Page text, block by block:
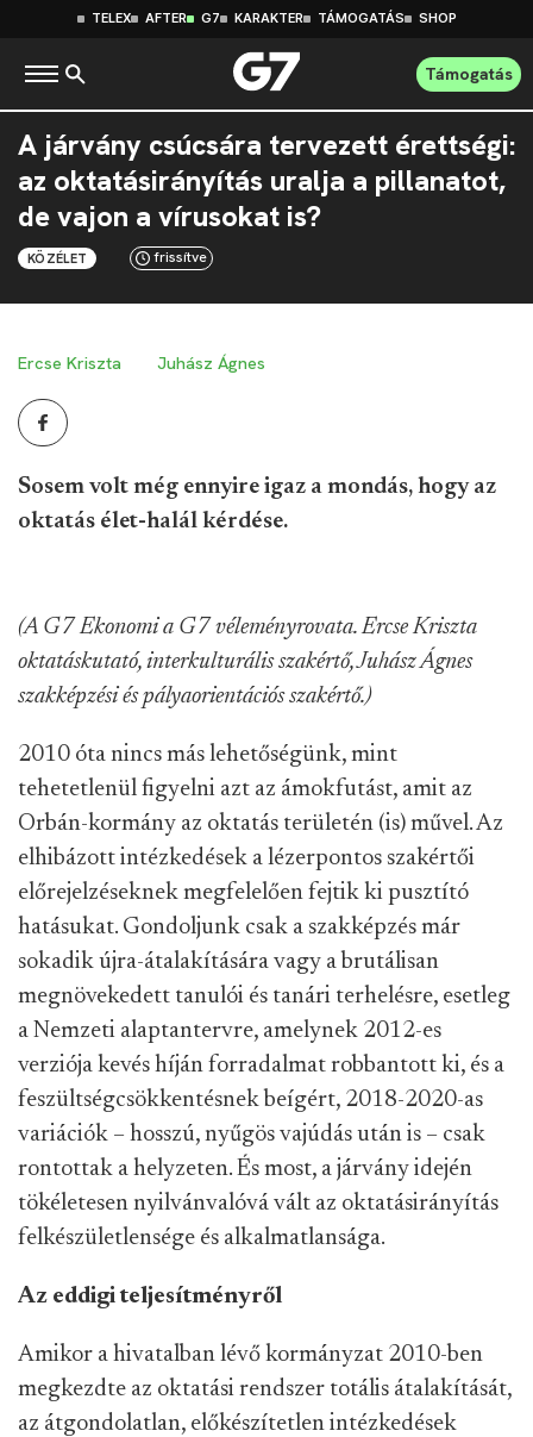
TELEX AFTER G7 KARAKTER TÁMOGATÁS SHOP
Támogatás
A járvány csúcsára tervezett érettségi:
az oktatásirányítás uralja a pillanatot,
de vajon a vírusokat is?
KÖZÉLET frissítve
Ercse Kriszta Juhász Ágnes
Sosem volt még ennyire igaz a mondás, hogy az
oktatás élet-halál kérdése.
(A G7 Ekonomi a G7 véleményrovata. Ercse Kriszta
oktatáskutató, interkulturális szakértő, Juhász Ágnes
szakképzési és pályaorientációs szakértő.)
2010 óta nincs más lehetőségünk, mint
tehetetlenül figyelni azt az ámokfutást, amit az
Orbán-kormány az oktatás területén (is) művel. Az
elhibázott intézkedések a lézerpontos szakértői
előrejelzéseknek megfelelően fejtik ki pusztító
hatásukat. Gondoljunk csak a szakképzés már
sokadik újra-átalakítására vagy a brutálisan
megnövekedett tanulói és tanári terhelésre, esetleg
a Nemzeti alaptantervre, amelynek 2012-es
verziója kevés híján forradalmat robbantott ki, és a
feszültségcsökkentésnek beígért, 2018-2020-as
variációk – hosszú, nyűgös vajúdás után is – csak
rontottak a helyzeten. És most, a járvány idején
tökéletesen nyilvánvalóvá vált az oktatásirányítás
felkészületlensége és alkalmatlansága.
Az eddigi teljesítményről
Amikor a hivatalban lévő kormányzat 2010-ben
megkezdte az oktatási rendszer totális átalakítását,
az átgondolatlan, előkészítetlen intézkedések